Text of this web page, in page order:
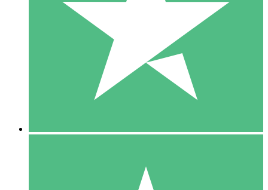
Paga a consumo con crediti di download. Nessun impegno
1 Download
10
US$1500
10 Download